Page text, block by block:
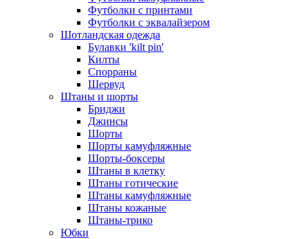
Футболки с принтами
Футболки с эквалайзером
Шотландская одежда
Булавки 'kilt pin'
Килты
Спорраны
Шервуд
Штаны и шорты
Бриджи
Джинсы
Шорты
Шорты камуфляжные
Шорты-боксеры
Штаны в клетку
Штаны готические
Штаны камуфляжные
Штаны кожаные
Штаны-трико
Юбки